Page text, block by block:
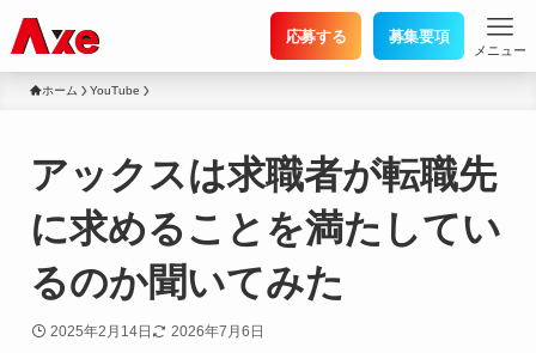
応募する 募集要項
メニュー
ホーム YouTube
アックスは求職者が転職先
に求めることを満たしてい
るのか聞いてみた
2025年2月14日 2026年7月6日